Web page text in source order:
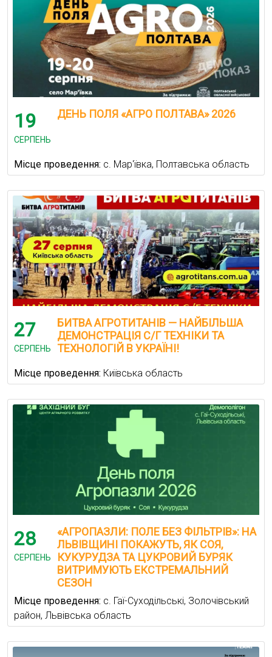
19
СЕРПЕНЬ
ДЕНЬ ПОЛЯ «АГРО ПОЛТАВА» 2026
Місце проведення: с. Мар'ївка, Полтавська область
27
СЕРПЕНЬ
БИТВА АГРОТИТАНІВ — НАЙБІЛЬША
ДЕМОНСТРАЦІЯ С/Г ТЕХНІКИ ТА
ТЕХНОЛОГІЙ В УКРАЇНІ!
Місце проведення: Київська область
28
СЕРПЕНЬ
«АГРОПАЗЛИ: ПОЛЕ БЕЗ ФІЛЬТРІВ»: НА
ЛЬВІВЩИНІ ПОКАЖУТЬ, ЯК СОЯ,
КУКУРУДЗА ТА ЦУКРОВИЙ БУРЯК
ВИТРИМУЮТЬ ЕКСТРЕМАЛЬНИЙ
СЕЗОН
Місце проведення: с. Гаї-Суходільські, Золочівський
район, Львівська область